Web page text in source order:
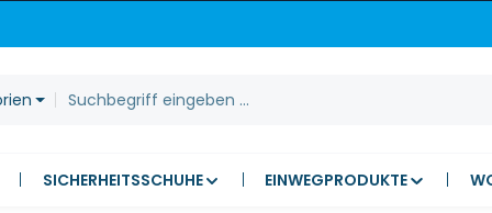
SICHERHEITSSCHUHE EINWEGPRODUKTE